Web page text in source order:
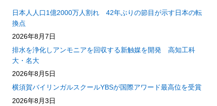
日本人人口1億2000万人割れ 42年ぶりの節目が示す日本の転
換点
2026年8月7日
排水を浄化しアンモニアを回収する新触媒を開発 高知工科
大・名大
2026年8月5日
横須賀バイリンガルスクールYBSが国際アワード最高位を受賞
2026年8月3日